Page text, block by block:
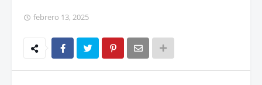
febrero 13, 2025